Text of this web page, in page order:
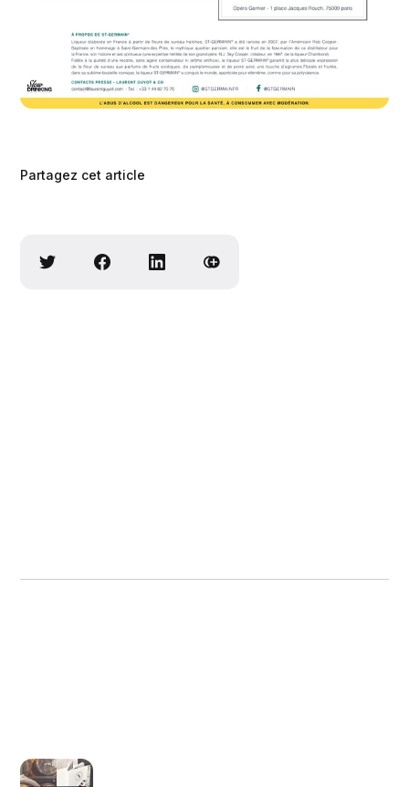
Partagez cet article